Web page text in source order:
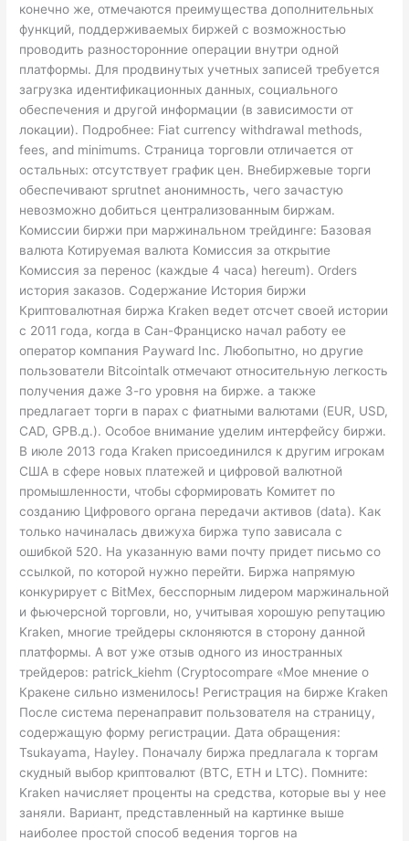
конечно же, отмечаются преимущества дополнительных
функций, поддерживаемых биржей с возможностью
проводить разносторонние операции внутри одной
платформы. Для продвинутых учетных записей требуется
загрузка идентификационных данных, социального
обеспечения и другой информации (в зависимости от
локации). Подробнее: Fiat currency withdrawal methods,
fees, and minimums. Страница торговли отличается от
остальных: отсутствует график цен. Внебиржевые торги
обеспечивают sprutnet анонимность, чего зачастую
невозможно добиться централизованным биржам.
Комиссии биржи при маржинальном трейдинге: Базовая
валюта Котируемая валюта Комиссия за открытие
Комиссия за перенос (каждые 4 часа) hereum). Orders
история заказов. Содержание История биржи
Криптовалютная биржа Kraken ведет отсчет своей истории
с 2011 года, когда в Сан-Франциско начал работу ее
оператор компания Payward Inc. Любопытно, но другие
пользователи Bitcointalk отмечают относительную легкость
получения даже 3-го уровня на бирже. а также
предлагает торги в парах с фиатными валютами (EUR, USD,
CAD, GPB.д.). Особое внимание уделим интерфейсу биржи.
В июле 2013 года Kraken присоединился к другим игрокам
США в сфере новых платежей и цифровой валютной
промышленности, чтобы сформировать Комитет по
созданию Цифрового органа передачи активов (data). Как
только начиналась движуха биржа тупо зависала с
ошибкой 520. На указанную вами почту придет письмо со
ссылкой, по которой нужно перейти. Биржа напрямую
конкурирует с BitMex, бесспорным лидером маржинальной
и фьючерсной торговли, но, учитывая хорошую репутацию
Kraken, многие трейдеры склоняются в сторону данной
платформы. А вот уже отзыв одного из иностранных
трейдеров: patrick_kiehm (Cryptocompare «Мое мнение о
Кракене сильно изменилось! Регистрация на бирже Kraken
После система перенаправит пользователя на страницу,
содержащую форму регистрации. Дата обращения:
Tsukayama, Hayley. Поначалу биржа предлагала к торгам
скудный выбор криптовалют (BTC, ETH и LTC). Помните:
Kraken начисляет проценты на средства, которые вы у нее
заняли. Вариант, представленный на картинке выше
наиболее простой способ ведения торгов на